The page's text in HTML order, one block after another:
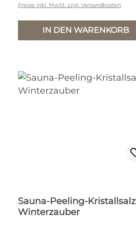
Preise inkl. MwSt. zzgl. Versandkosten
IN DEN WARENKORB
Sauna-Peeling-Kristallsalz
Winterzauber